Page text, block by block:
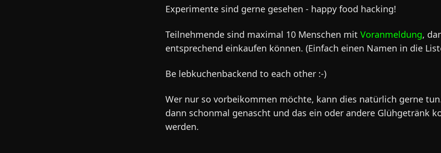
Experimente sind gerne gesehen - happy food hacking!
Teilnehmende sind maximal 10 Menschen mit Voranmeldung,
entsprechend einkaufen können. (Einfach einen Namen in die
Be lebkuchenbackend to each other :-)
Wer nur so vorbeikommen möchte, kann dies natürlich gerne
dann schonmal genascht und das ein oder andere Glühgetränk
werden.